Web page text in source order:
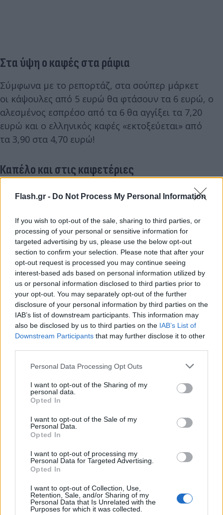
Flash.gr - Do Not Process My Personal Information
If you wish to opt-out of the sale, sharing to third parties, or
processing of your personal or sensitive information for
targeted advertising by us, please use the below opt-out
section to confirm your selection. Please note that after your
opt-out request is processed you may continue seeing
interest-based ads based on personal information utilized by
us or personal information disclosed to third parties prior to
your opt-out. You may separately opt-out of the further
disclosure of your personal information by third parties on the
IAB’s list of downstream participants. This information may
also be disclosed by us to third parties on the IAB’s List of
Downstream Participants that may further disclose it to other
Please note that this website/app uses one or more Google
not limited to your visit or usage behaviour. You may click to
grant or deny consent to Google and its third-party tags to
use your data for below specified purposes in below Google
consent section.
Personal Data Processing Opt Outs
I want to opt-out of the Sharing of my
personal data.
Opted In
I want to opt-out of the Sale of my
Personal Data.
Opted In
I want to opt-out of processing my
Personal Data for Targeted Advertising.
Opted In
I want to opt-out of Collection, Use,
Retention, Sale, and/or Sharing of my
Personal Data that Is Unrelated with the
Purposes for which it was collected.
Στα ύψη ο καφές στα ράφια
Σύμφωνα με το ρεπορτάζ, στα σούπερ μάρκετ
οι κάψουλες από 5 ευρώ θα φτάσουν τα 6 ευρώ, ο
αλεσμένος εσπρέσο από τα 6 θα αγγίξει τα 7,20
ευρώ και ο ελληνικός καφές «εκτοξεύεται» από
τα 3,90 στα 4,70 ευρώ!
Καπέλο και στις καφετέριες
Μετά την επαναφορά του ΦΠΑ 24% από το 13 στον
καφετέριες θα αυξήσουν τις τιμές λόγω των
ανατιμήσεων στις πρώτες ύλες.